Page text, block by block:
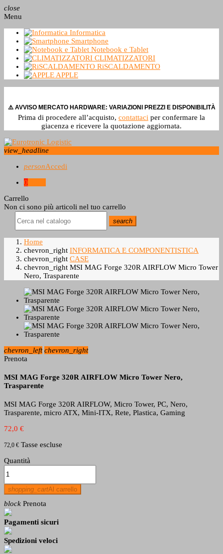
close
Menu
Informatica
Smartphone
Notebook e Tablet
CLIMATIZZATORI
RiSCALDAMENTO
APPLE
⚠️ AVVISO MERCATO HARDWARE: VARIAZIONI PREZZI E DISPONIBILITÀ
Prima di procedere all’acquisto, contattaci per confermare la
giacenza e ricevere la quotazione aggiornata.
view_headline
personAccedi
0
Carrello
Non ci sono più articoli nel tuo carrello
search
Home
chevron_right INFORMATICA E COMPONENTISTICA
chevron_right CASE
chevron_right MSI MAG Forge 320R AIRFLOW Micro Tower
Nero, Trasparente
chevron_left chevron_right
Prenota
MSI MAG Forge 320R AIRFLOW Micro Tower Nero,
Trasparente
MSI MAG Forge 320R AIRFLOW, Micro Tower, PC, Nero,
Trasparente, micro ATX, Mini-ITX, Rete, Plastica, Gaming
72,0 €
72,0 € Tasse escluse
Quantità
shopping_cartAl carrello
block Prenota
Pagamenti sicuri
Spedizioni veloci